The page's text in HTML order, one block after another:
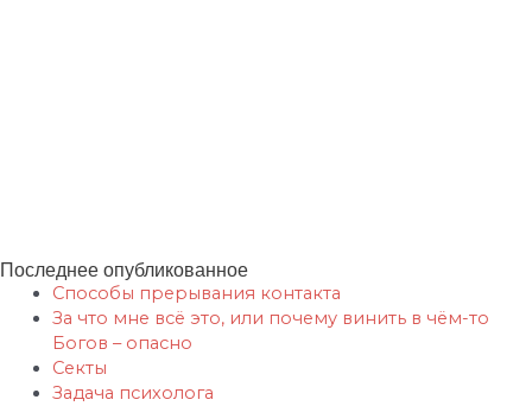
Последнее опубликованное
Способы прерывания контакта
За что мне всё это, или почему винить в чём-то
Богов – опасно
Секты
Задача психолога